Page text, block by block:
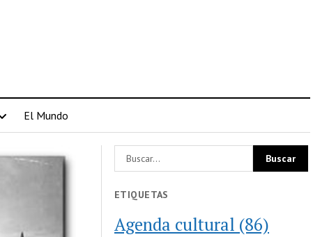
El Mundo
ETIQUETAS
Agenda cultural (86)